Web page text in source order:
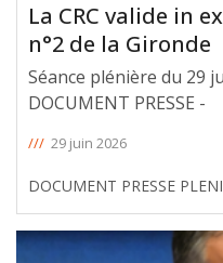
La CRC valide in
n°2 de la Gironde
Séance plénière du 29
DOCUMENT PRESSE -
/// 29 juin 2026
DOCUMENT PRESSE